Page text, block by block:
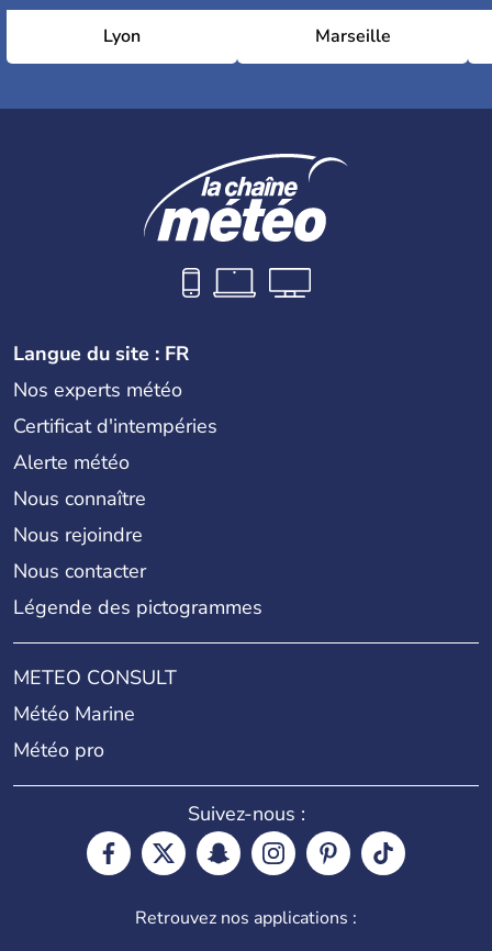
Lyon Marseille
Langue du site : FR
Nos experts météo
Certificat d'intempéries
Alerte météo
Nous connaître
Nous rejoindre
Nous contacter
Légende des pictogrammes
METEO CONSULT
Météo Marine
Météo pro
Suivez-nous :
Retrouvez nos applications :